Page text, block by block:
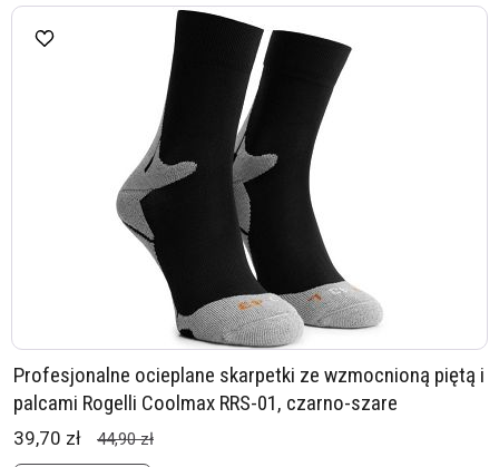
Profesjonalne ocieplane skarpetki ze wzmocnioną piętą i
palcami Rogelli Coolmax RRS-01, czarno-szare
39,70 zł 44,90 zł